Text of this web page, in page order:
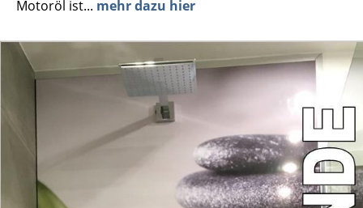
Motoröl ist... mehr dazu hier